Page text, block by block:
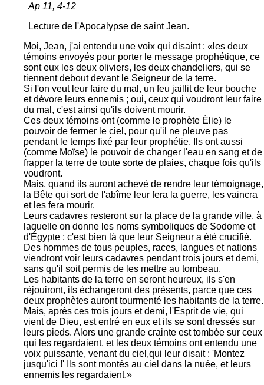
Ap 11, 4-12
Lecture de l'Apocalypse de saint Jean.
Moi, Jean, j'ai entendu une voix qui disaint : «les deux
témoins envoyés pour porter le message prophétique, ce
sont eux les deux oliviers, les deux chandeliers, qui se
tiennent debout devant le Seigneur de la terre.
Si l'on veut leur faire du mal, un feu jaillit de leur bouche
et dévore leurs ennemis ; oui, ceux qui voudront leur faire
du mal, c'est ainsi qu'ils doivent mourir.
Ces deux témoins ont (comme le prophète Élie) le
pouvoir de fermer le ciel, pour qu'il ne pleuve pas
pendant le temps fixé par leur prophétie. Ils ont aussi
(comme Moïse) le pouvoir de changer l'eau en sang et de
frapper la terre de toute sorte de plaies, chaque fois qu'ils
voudront.
Mais, quand ils auront achevé de rendre leur témoignage,
la Bête qui sort de l'abîme leur fera la guerre, les vaincra
et les fera mourir.
Leurs cadavres resteront sur la place de la grande ville, à
laquelle on donne les noms symboliques de Sodome et
d'Égypte ; c'est bien là que leur Seigneur a été crucifié.
Des hommes de tous peuples, races, langues et nations
viendront voir leurs cadavres pendant trois jours et demi,
sans qu'il soit permis de les mettre au tombeau.
Les habitants de la terre en seront heureux, ils s'en
réjouiront, ils échangeront des présents, parce que ces
deux prophètes auront tourmenté les habitants de la terre.
Mais, après ces trois jours et demi, l'Esprit de vie, qui
vient de Dieu, est entré en eux et ils se sont dressés sur
leurs pieds. Alors une grande crainte est tombée sur ceux
qui les regardaient, et les deux témoins ont entendu une
voix puissante, venant du ciel,qui leur disait : 'Montez
jusqu'ici !' Ils sont montés au ciel dans la nuée, et leurs
ennemis les regardaient.»